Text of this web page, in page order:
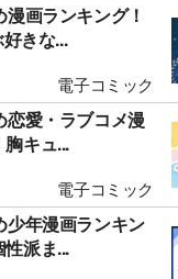
漫画ランキング！
きな...
電子コミック
恋愛・ラブコメ漫
キュ...
電子コミック
少年漫画ランキン
派ま...